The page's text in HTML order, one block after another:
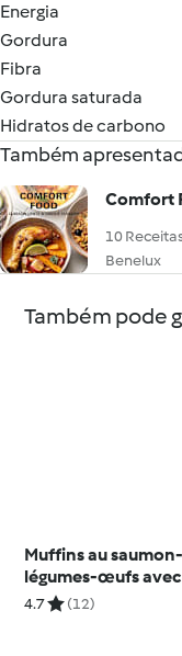
Energia
Gordura
Fibra
Gordura saturada
Hidratos de carbono
Também
Comfort
10
Benelux
Também pode
Muffins au saumon-
légumes-œufs avec
Nester
4.7 (12)